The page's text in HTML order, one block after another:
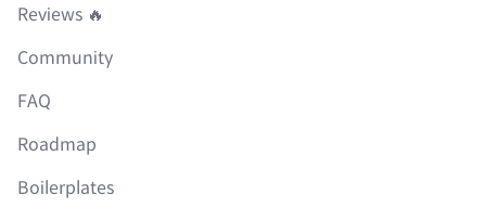
Reviews 🔥
Community
FAQ
Roadmap
Boilerplates